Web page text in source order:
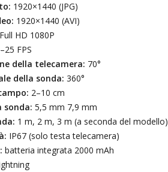
1920×1440 (JPG)
1920×1440 (AVI)
Full HD 1080P
FPS
della telecamera: 70°
della sonda: 360°
2–10 cm
sonda: 5,5 mm 7,9 mm
1 m, 2 m, 3 m (a seconda del modello)
IP67 (solo testa telecamera)
batteria integrata 2000 mAh